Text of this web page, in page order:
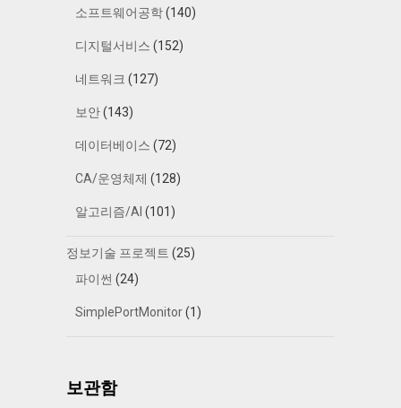
소프트웨어공학(140)
디지털서비스 (152)
네트워크 (127)
보안(143)
데이터베이스 (72)
CA/운영체제 (128)
알고리즘/AI (101)
정보기술 프로젝트 (25)
파이썬 (24)
SimplePortMonitor(1)
보관함